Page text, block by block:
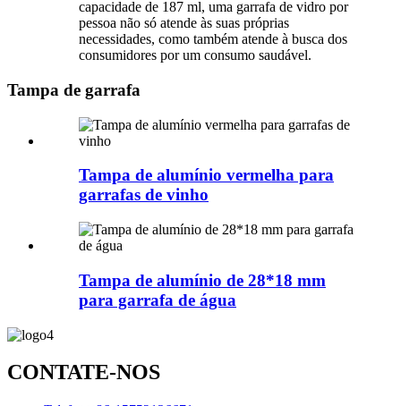
capacidade de 187 ml, uma garrafa de vidro por
pessoa não só atende às suas próprias
necessidades, como também atende à busca dos
consumidores por um consumo saudável.
Tampa de garrafa
Tampa de alumínio vermelha para
garrafas de vinho
Tampa de alumínio de 28*18 mm
para garrafa de água
CONTATE-NOS